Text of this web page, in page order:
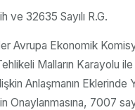
ve 32635 Sayılı R.G.
Avrupa Ekonomik
Malların Karayolu ile
Anlaşmanın Eklerinde
Onaylanmasına, 7007